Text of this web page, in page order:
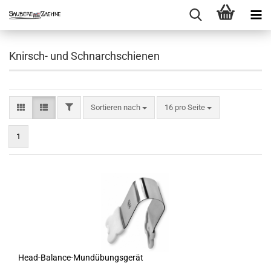
Knirsch- und Schnarchschienen
FILTERSortieren nach
Sortieren nach 16 pro Seite
pro Seite
1
Head-Balance-Mundübungsgerät